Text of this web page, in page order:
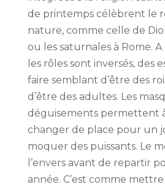
de printemps célèbrent le
nature, comme celle de
ou les saturnales à Rome.
les rôles sont inversés, des
faire semblant d’être des
d’être des adultes. Les
déguisements permettent
changer de place pour un
moquer des puissants. Le
l’envers avant de repartir
année. C’est comme